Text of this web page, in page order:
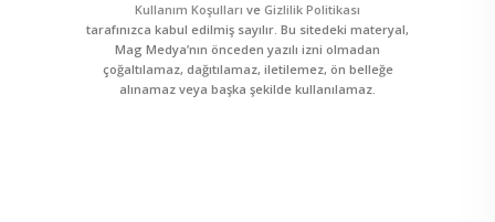
Kullanım Koşulları ve Gizlilik Politikası
tarafınızca kabul edilmiş sayılır. Bu sitedeki materyal,
Mag Medya’nın önceden yazılı izni olmadan
çoğaltılamaz, dağıtılamaz, iletilemez, ön belleğe
alınamaz veya başka şekilde kullanılamaz.